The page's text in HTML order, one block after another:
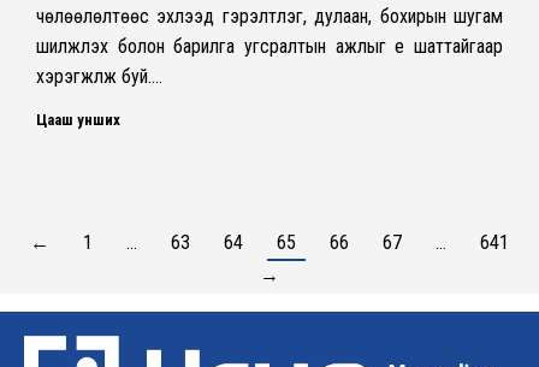
чөлөөлөлтөөс эхлээд гэрэлтүүлэг, дулаан, бохирын шугам
шилжүүлэх болон барилга угсралтын ажлыг үе шаттайгаар
хэрэгжүүлж буй.…
Цааш унших
← 1 … 63 64 65 66 67 …
641
→